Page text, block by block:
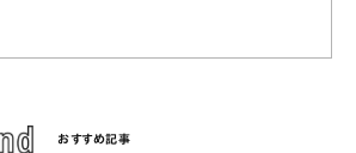
おすすめ記事